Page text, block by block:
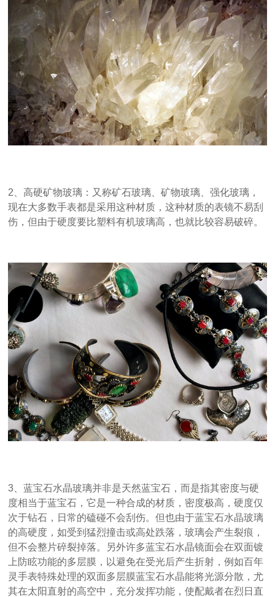
2、高硬矿物玻璃：又称矿石玻璃、矿物玻璃、强化玻璃，
现在大多数手表都是采用这种材质，这种材质的表镜不易刮
伤，但由于硬度要比塑料有机玻璃高，也就比较容易破碎。
3、蓝宝石水晶玻璃并非是天然蓝宝石，而是指其密度与硬
度相当于蓝宝石，它是一种合成的材质，密度极高，硬度仅
次于钻石，日常的磕碰不会刮伤。但也由于蓝宝石水晶玻璃
的高硬度，如受到猛烈撞击或高处跌落，玻璃会产生裂痕，
但不会整片碎裂掉落。另外许多蓝宝石水晶镜面会在双面镀
上防眩功能的多层膜，以避免在受光后产生折射，例如百年
灵手表特殊处理的双面多层膜蓝宝石水晶能将光源分散，尤
其在太阳直射的高空中，充分发挥功能，使配戴者在烈日直